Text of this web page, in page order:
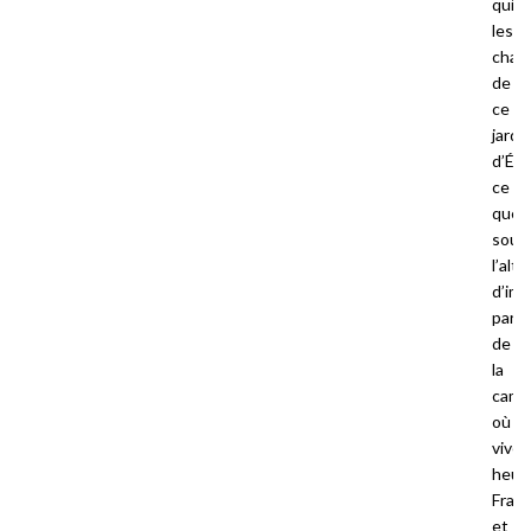
qui
les
de
ce
jardin
ce
que
de
la
où
Franz
et